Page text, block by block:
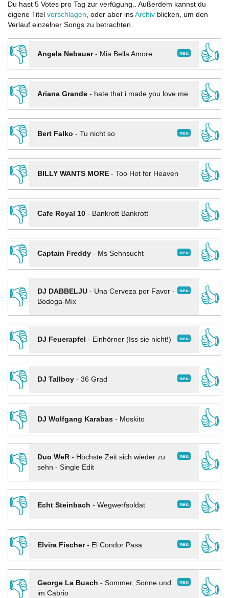
Du hast 5 Votes pro Tag zur verfügung.. Außerdem kannst du
eigene Titel vorschlagen, oder aber ins Archiv blicken, um den
Verlauf einzelner Songs zu betrachten.
👎 neu
Angela Nebauer- Mia Bella Amore
👍
👎
Ariana Grande- hate that i made you love me
👍
👎
neu
Bert Falko - Tu nicht so
👍
👎
BILLY WANTS MORE- Too Hot for Heaven
👍
👎
Cafe Royal 10- Bankrott Bankrott
👍
👎
neu
Captain Freddy- Ms Sehnsucht
👍
👎
neu
DJ DABBELJU- Una Cerveza por Favor -
Bodega-Mix
👍
👎
neu
DJ Feuerapfel - Einhörner (Iss sie nicht!)
👍
👎
neu
DJ Tallboy- 36 Grad
👍
👎
DJ Wolfgang Karabas- Moskito
👍
👎
neu
Duo WeR- Höchste Zeit sich wieder zu
sehn - Single Edit
👍
👎
neu
Echt Steinbach - Wegwerfsoldat
👍
👎
neu
Elvira Fischer- El Condor Pasa
👍
👎
neu
George La Busch - Sommer, Sonne und
im Cabrio
👍